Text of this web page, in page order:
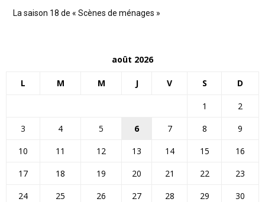
La saison 18 de « Scènes de ménages »
août 2026
L M M J V S D
1
2
3
4 5 6 7 8
9
10
11 12 13 14 15
16
17
18 19 20 21 22
23
24
25 26 27 28 29
30